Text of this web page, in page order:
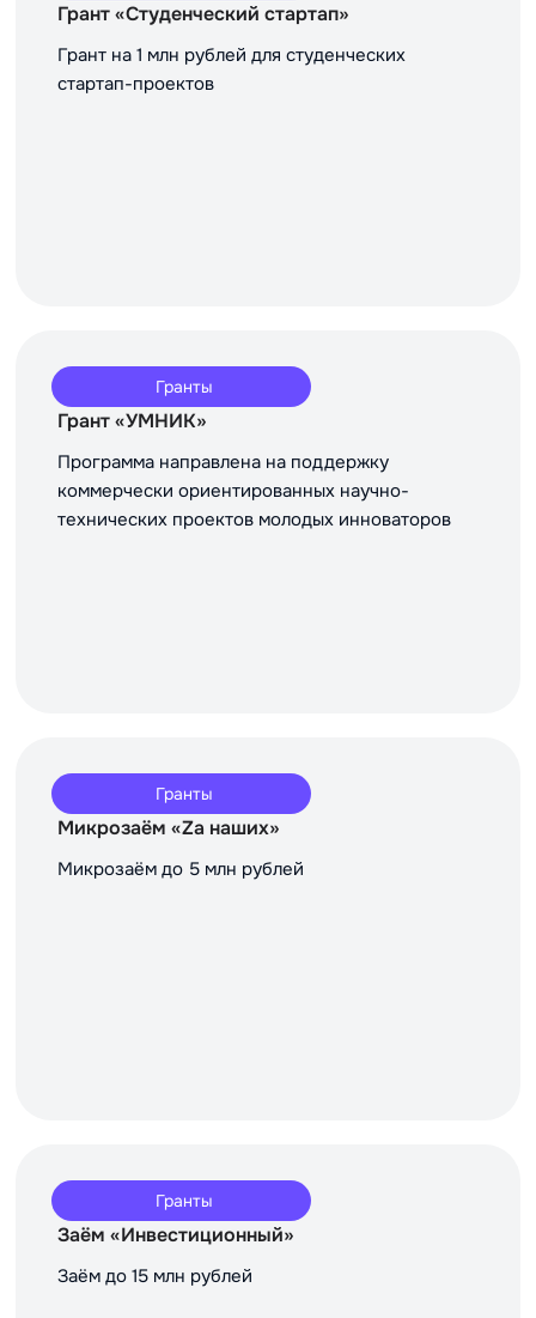
Грант «Студенческий стартап»
Грант на 1 млн рублей для студенческих
стартап-проектов
Гранты
Грант «УМНИК»
Программа направлена на поддержку
коммерчески ориентированных научно-
технических проектов молодых инноваторов
Гранты
Микрозаём «Za наших»
Микрозаём до 5 млн рублей
Гранты
Заём «Инвестиционный»
Заём до 15 млн рублей